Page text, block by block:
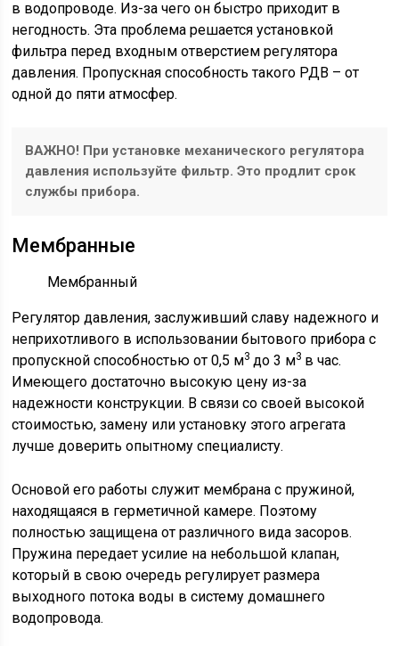
в водопроводе. Из-за чего он быстро приходит в
негодность. Эта проблема решается установкой
фильтра перед входным отверстием регулятора
давления. Пропускная способность такого РДВ – от
одной до пяти атмосфер.
ВАЖНО! При установке механического регулятора
давления используйте фильтр. Это продлит срок
службы прибора.
Мембранные
Мембранный
Регулятор давления, заслуживший славу надежного и
неприхотливого в использовании бытового прибора с
пропускной способностью от 0,5 м3 до 3 м3 в час.
Имеющего достаточно высокую цену из-за
надежности конструкции. В связи со своей высокой
стоимостью, замену или установку этого агрегата
лучше доверить опытному специалисту.
Основой его работы служит мембрана с пружиной,
находящаяся в герметичной камере. Поэтому
полностью защищена от различного вида засоров.
Пружина передает усилие на небольшой клапан,
который в свою очередь регулирует размера
выходного потока воды в систему домашнего
водопровода.